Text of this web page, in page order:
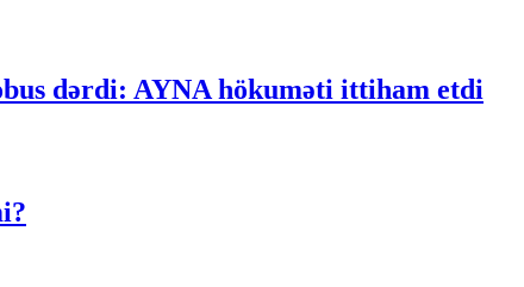
dərdi: AYNA hökuməti ittiham etdi